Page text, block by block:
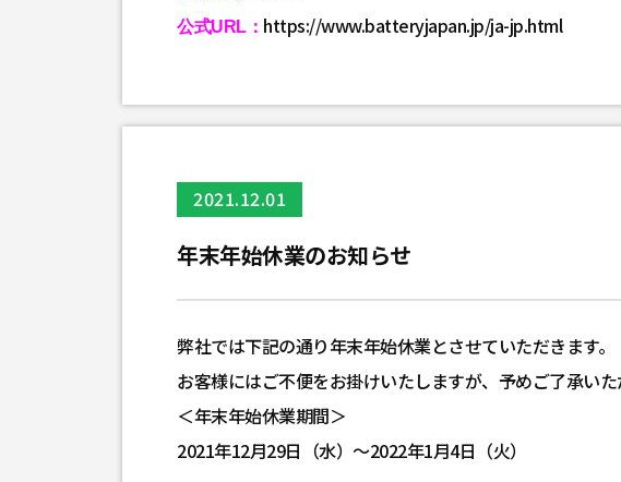
公式URL： https://www.batteryjapan.jp/ja-jp.html
2021.12.01
年末年始休業のお知らせ
弊社では下記の通り年末年始休業とさせていただきます。
お客様にはご不便をお掛けいたしますが、予めご了承い
＜年末年始休業期間＞
2021年12月29日（水）～2022年1月4日（火）